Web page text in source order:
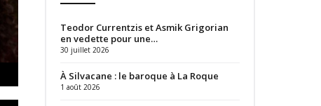
Teodor Currentzis et Asmik Grigorian
en vedette pour une…
30 juillet 2026
À Silvacane : le baroque à La Roque
1 août 2026